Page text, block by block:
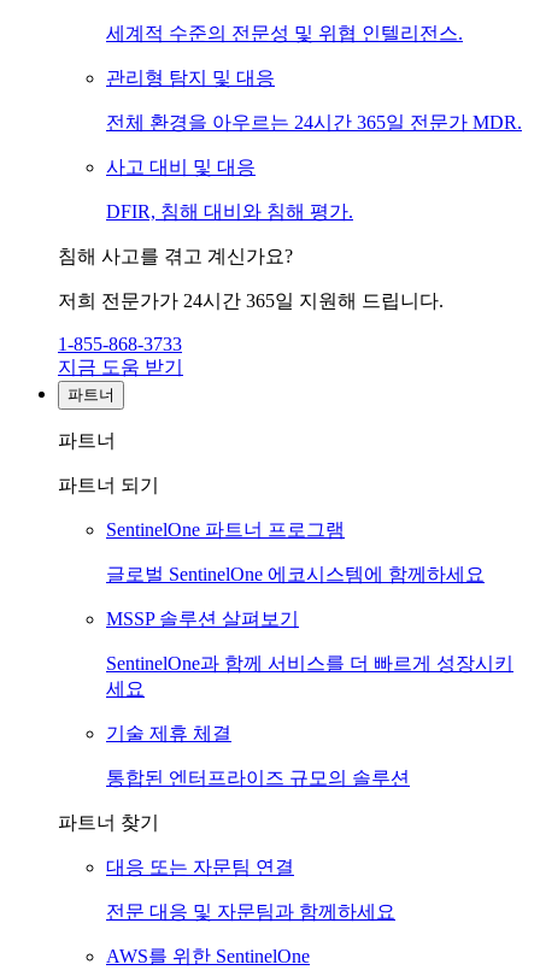
세계적 수준의 전문성 및 위협 인텔리전스.
관리형 탐지 및 대응
전체 환경을 아우르는 24시간 365일 전문가 MDR.
사고 대비 및 대응
DFIR, 침해 대비와 침해 평가.
침해 사고를 겪고 계신가요?
저희 전문가가 24시간 365일 지원해 드립니다.
1-855-868-3733
지금 도움 받기
파트너
파트너
파트너 되기
SentinelOne 파트너 프로그램
글로벌 SentinelOne 에코시스템에 함께하세요
MSSP 솔루션 살펴보기
SentinelOne과 함께 서비스를 더 빠르게 성장시키
세요
기술 제휴 체결
통합된 엔터프라이즈 규모의 솔루션
파트너 찾기
대응 또는 자문팀 연결
전문 대응 및 자문팀과 함께하세요
AWS를 위한 SentinelOne